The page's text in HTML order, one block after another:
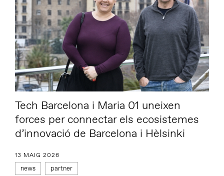
Tech Barcelona i Maria 01 uneixen
forces per connectar els ecosistemes
d’innovació de Barcelona i Hèlsinki
13 MAIG 2026
news partner